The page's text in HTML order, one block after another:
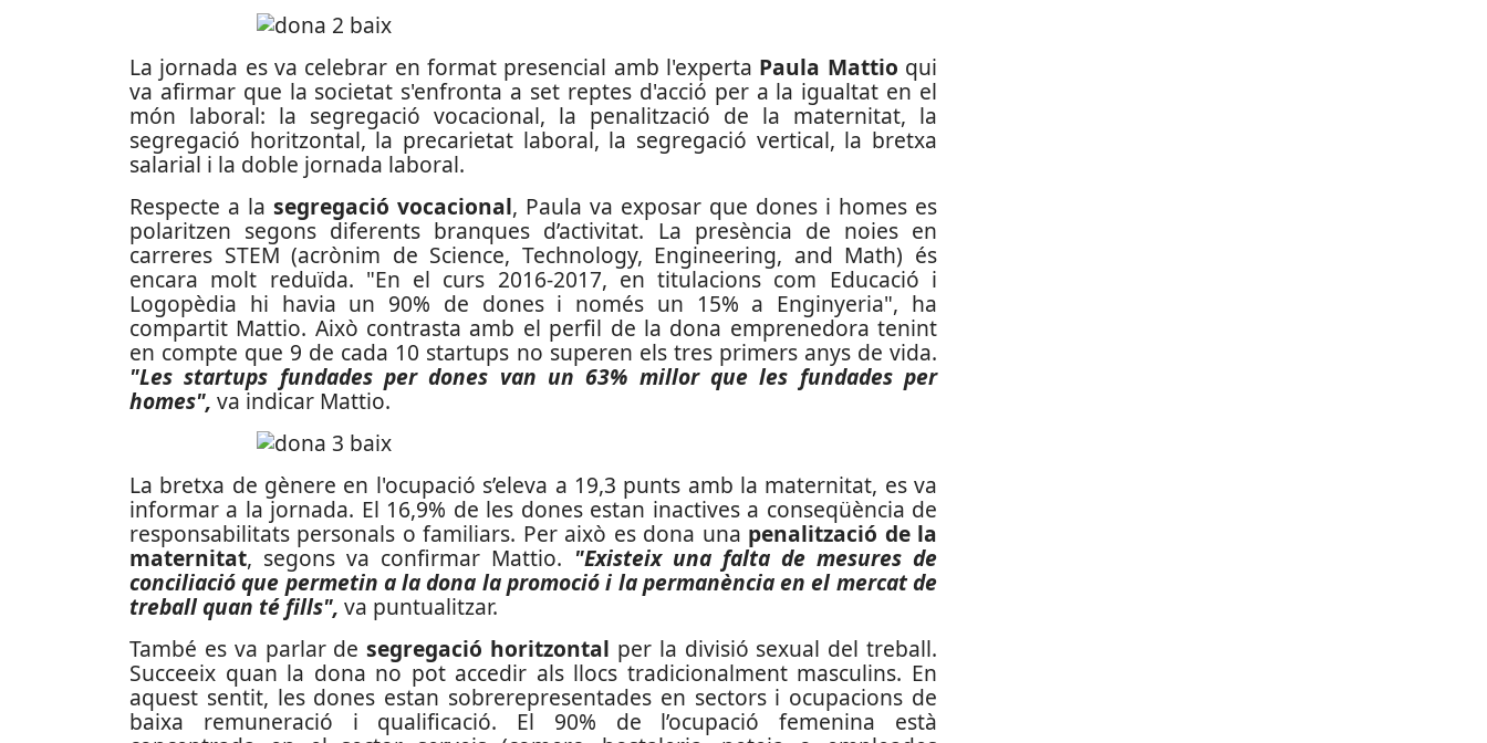
La jornada es va celebrar en format presencial amb l'experta Paula Mattio qui
va afirmar que la societat s'enfronta a set reptes d'acció per a la igualtat en el
món laboral: la segregació vocacional, la penalització de la maternitat, la
segregació horitzontal, la precarietat laboral, la segregació vertical, la bretxa
salarial i la doble jornada laboral.
Respecte a la segregació vocacional, Paula va exposar que dones i homes es
polaritzen segons diferents branques d’activitat. La presència de noies en
carreres STEM (acrònim de Science, Technology, Engineering, and Math) és
encara molt reduïda. "En el curs 2016-2017, en titulacions com Educació i
Logopèdia hi havia un 90% de dones i només un 15% a Enginyeria", ha
compartit Mattio. Això contrasta amb el perfil de la dona emprenedora tenint
en compte que 9 de cada 10 startups no superen els tres primers anys de vida.
"Les startups fundades per dones van un 63% millor que les fundades per
homes", va indicar Mattio.
La bretxa de gènere en l'ocupació s’eleva a 19,3 punts amb la maternitat, es va
informar a la jornada. El 16,9% de les dones estan inactives a conseqüència de
responsabilitats personals o familiars. Per això es dona una penalització de la
maternitat, segons va confirmar Mattio. "Existeix una falta de mesures de
conciliació que permetin a la dona la promoció i la permanència en el mercat de
treball quan té fills", va puntualitzar.
També es va parlar desegregació horitzontal per la divisió sexual del treball.
Succeeix quan la dona no pot accedir als llocs tradicionalment masculins. En
aquest sentit, les dones estan sobrerepresentades en sectors i ocupacions de
baixa remuneració i qualificació. El 90% de l’ocupació femenina està